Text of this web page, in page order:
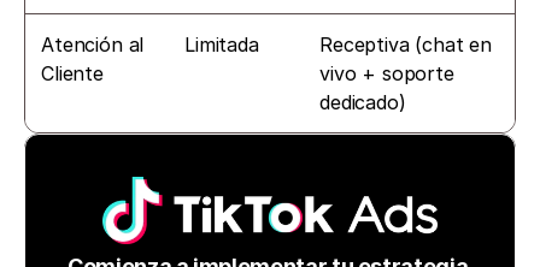
Atención al
Cliente
Limitada
Receptiva (chat en
vivo + soporte
dedicado)